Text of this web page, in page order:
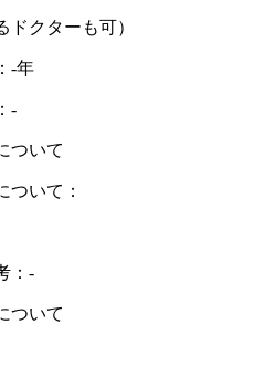
助手、全てのスタッフからの支
す。
標をもったスタッフが働きやす
職場環境の整備
できる環境
ていきます。
クターも可）
-年
-
ついて
ついて：
：-
ついて